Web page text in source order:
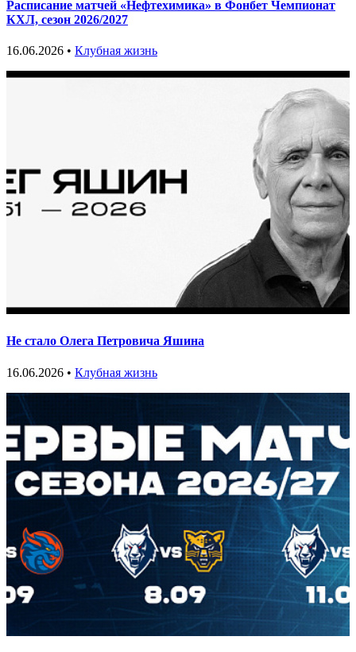
Расписание матчей «Нефтехимика» в Фонбет Чемпионат
КХЛ, сезон 2026/2027
16.06.2026 • Клубная жизнь
Не стало Олега Петровича Яшина
16.06.2026 • Клубная жизнь